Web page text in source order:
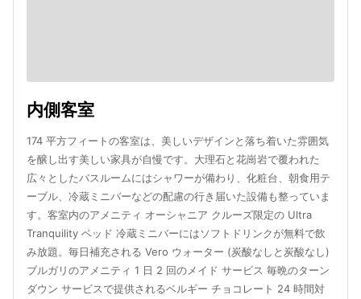
内側客室
174 平方フィートの客室は、美しいデザインと落ち着いた雰囲気
を醸し出す美しい家具が自慢です。大理石と花崗岩で覆われた
広々としたバスルームにはシャワーが備わり、化粧台、朝食用テ
ーブル、冷蔵ミニバーなどの配慮の行き届いた設備も整っていま
す。客室内のアメニティ オーシャニア クルーズ限定の Ultra
Tranquility ベッド 冷蔵ミニバーにはソフトドリンクが無料で飲
み放題。毎日補充される Vero ウォーター (炭酸なしと炭酸なし)
ブルガリのアメニティ 1 日 2 回のメイド サービス 毎晩のターン
ダウン サービスで提供されるベルギー チョコレート 24 時間対